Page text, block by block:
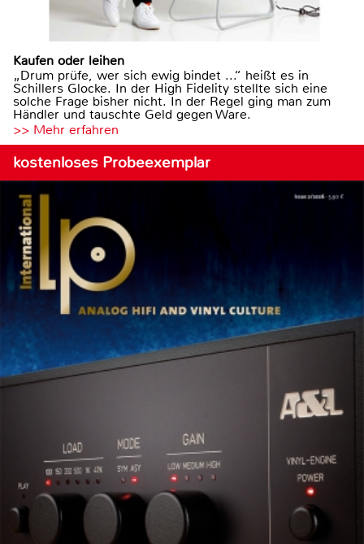
Kaufen oder leihen
„Drum prüfe, wer sich ewig bindet ...“ heißt es in
Schillers Glocke. In der High Fidelity stellte sich eine
solche Frage bisher nicht. In der Regel ging man zum
Händler und tauschte Geld gegen Ware.
>> Mehr erfahren
kostenloses Probeexemplar